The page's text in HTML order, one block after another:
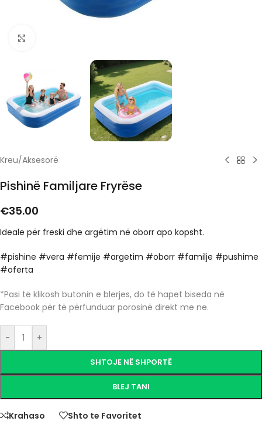
Kreu/Aksesorë
Pishinë Familjare Fryrëse
€35.00
Ideale për freski dhe argëtim në oborr apo kopsht.
#pishine #vera #femije #argetim #oborr #familje #pushime
#oferta
*Pasi të klikosh butonin e blerjes, do të hapet biseda në
Facebook për të përfunduar porosinë direkt me ne.
- +
SHTOJE NË SHPORTË
BLEJ TANI
Krahaso Shto te Favoritet